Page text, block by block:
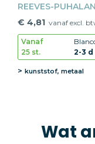
REEVES-
€ 4,81 vanaf excl.
Vanaf
25 st.
2-3 d
kunststof, metaal
Wat